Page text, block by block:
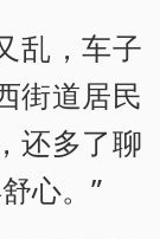
乱，车子
街道居民
还多了聊
心。”